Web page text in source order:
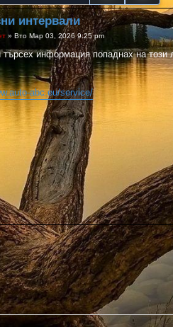
интервали
» Вто Мар 03, 2026 9:25 pm
търсех информация попаднах на
abc.eu/service/